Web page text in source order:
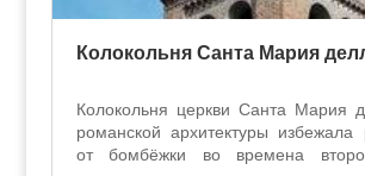
Колокольня Санта Мария
Колокольня церкви Санта Мария
романской архитектуры избежала
от бомбёжки во времена